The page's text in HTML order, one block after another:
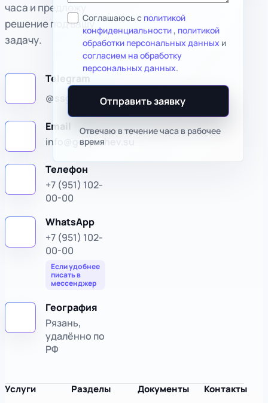
часа и предложу
решение под вашу
задачу.
Telegram
@ssgoryachev
ответ
Email
info@goryachev.su
Телефон
+7 (951) 102-
00-00
WhatsApp
+7 (951) 102-
00-00
Если удобнее
писать в
мессенджер
География
Рязань,
удалённо по
РФ
Соглашаюсь с политикой
конфиденциальности, политикой
обработки персональных данных и
согласием на обработку
персональных данных.
Отправить заявку
Отвечаю в течение часа в рабочее
время
Услуги
Разделы
Документы
Контакты